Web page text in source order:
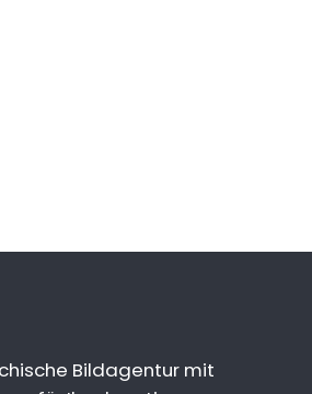
Bildagentur mit